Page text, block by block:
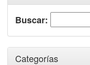
Buscar:
Categorías